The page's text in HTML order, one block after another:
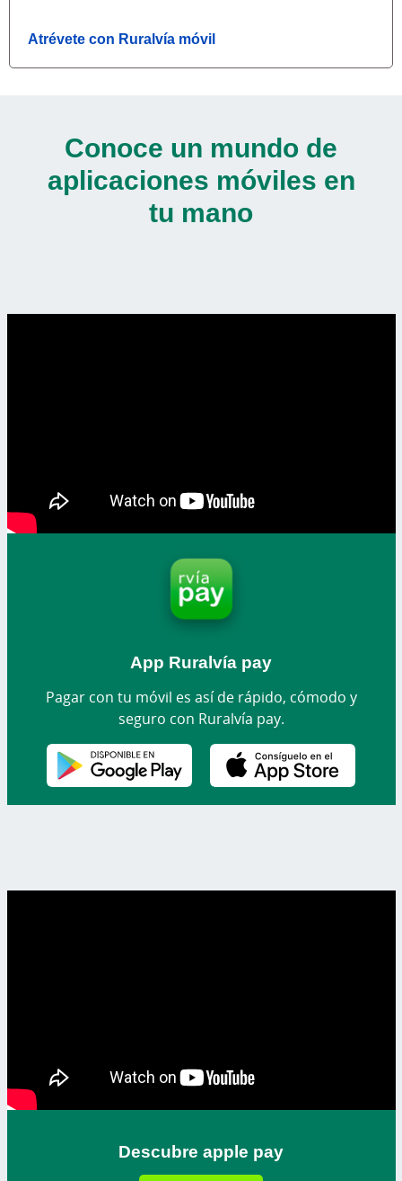
Atrévete con Ruralvía móvil
Conoce un mundo de
aplicaciones móviles en
tu mano
App Ruralvía pay
Pagar con tu móvil es así de rápido, cómodo y
seguro con Ruralvía pay.
Descubre apple pay